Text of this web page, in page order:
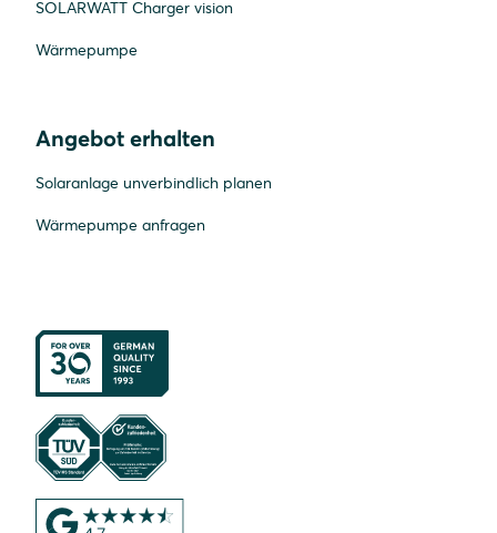
SOLARWATT Charger vision
Wärmepumpe
Angebot erhalten
Solaranlage unverbindlich planen
Wärmepumpe anfragen